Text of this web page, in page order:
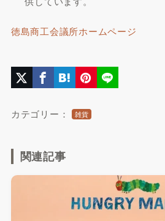
徳島商工会議所ホームページ
カテゴリー： 雑貨
関連記事